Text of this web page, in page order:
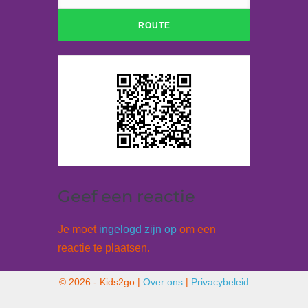
Geef een reactie
Je moet ingelogd zijn op om een
reactie te plaatsen.
© 2026 - Kids2go | Over ons | Privacybeleid